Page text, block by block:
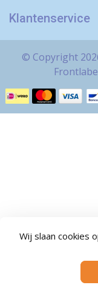
Wij slaan cookies
Klantenservice
© Copyright